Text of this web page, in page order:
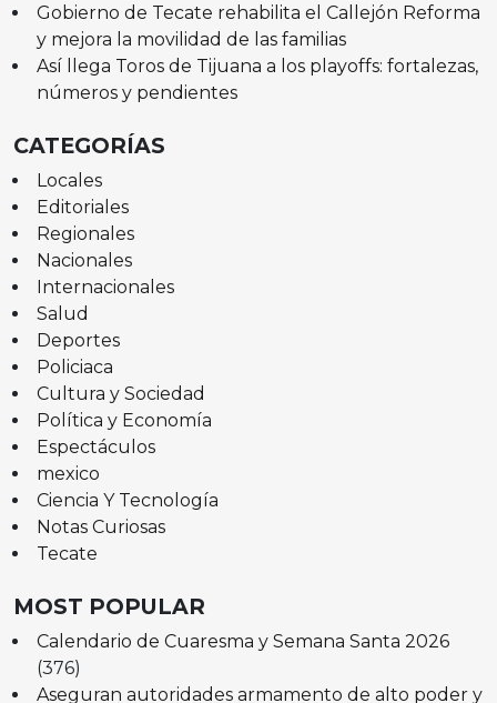
Gobierno de Tecate rehabilita el Callejón Reforma
y mejora la movilidad de las familias
Así llega Toros de Tijuana a los playoffs: fortalezas,
números y pendientes
CATEGORÍAS
Locales
Editoriales
Regionales
Nacionales
Internacionales
Salud
Deportes
Policiaca
Cultura y Sociedad
Política y Economía
Espectáculos
mexico
Ciencia Y Tecnología
Notas Curiosas
Tecate
MOST POPULAR
Calendario de Cuaresma y Semana Santa 2026
(376)
Aseguran autoridades armamento de alto poder y